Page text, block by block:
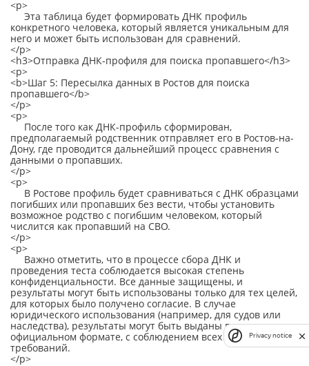
<p>
Эта таблица будет формировать ДНК профиль
конкретного человека, который является уникальным для
него и может быть использован для сравнений.
</p>
<h3>Отправка ДНК-профиля для поиска пропавшего</h3>
<p>
<b>Шаг 5: Пересылка данных в Ростов для поиска
пропавшего</b>
</p>
<p>
После того как ДНК-профиль сформирован,
предполагаемый родственник отправляет его в Ростов-на-
Дону, где проводится дальнейший процесс сравнения с
данными о пропавших.
</p>
<p>
В Ростове профиль будет сравниваться с ДНК образцами
погибших или пропавших без вести, чтобы установить
возможное родство с погибшим человеком, который
числится как пропавший на СВО.
</p>
<p>
Важно отметить, что в процессе сбора ДНК и
проведения теста соблюдается высокая степень
конфиденциальности. Все данные защищены, и
результаты могут быть использованы только для тех целей,
для которых было получено согласие. В случае
юридического использования (например, для судов или
наследства), результаты могут быть выданы в
официальном формате, с соблюдением всех законных
требований.
</p>
Privacy notice